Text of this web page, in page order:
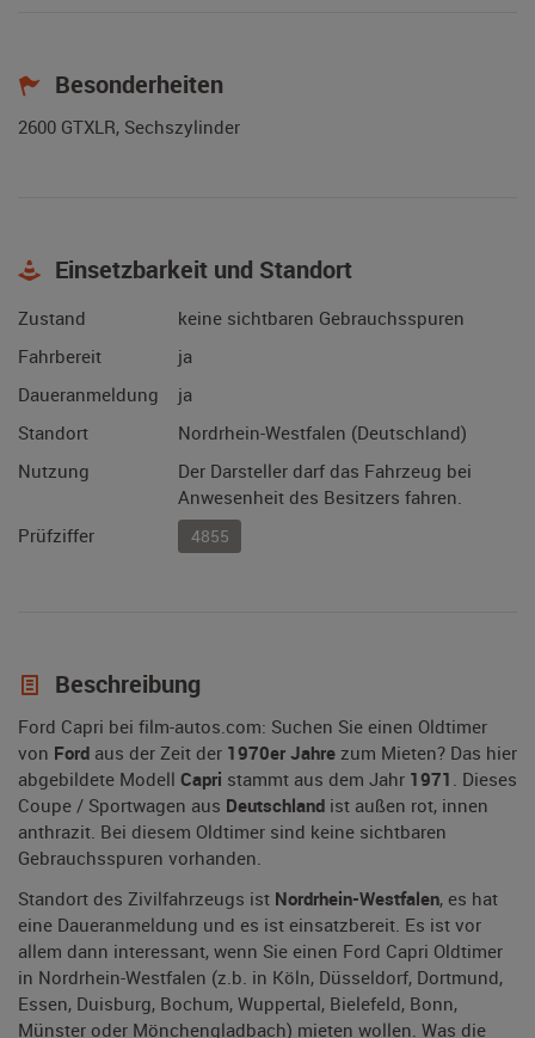
Besonderheiten
2600 GTXLR, Sechszylinder
Einsetzbarkeit und Standort
Zustand
keine sichtbaren Gebrauchsspuren
Fahrbereit
ja
Daueranmeldung
ja
Standort
Nordrhein-Westfalen (Deutschland)
Nutzung
Der Darsteller darf das Fahrzeug bei
Anwesenheit des Besitzers fahren.
Prüfziffer
4855
Beschreibung
Ford Capri bei film-autos.com: Suchen Sie einen Oldtimer
von Ford aus der Zeit der 1970er Jahre zum Mieten? Das hier
abgebildete Modell Capri stammt aus dem Jahr 1971 . Dieses
Coupe / Sportwagen aus Deutschland ist außen rot, innen
anthrazit. Bei diesem Oldtimer sind keine sichtbaren
Gebrauchsspuren vorhanden.
Standort des Zivilfahrzeugs ist Nordrhein-Westfalen, es hat
eine Daueranmeldung und es ist einsatzbereit. Es ist vor
allem dann interessant, wenn Sie einen Ford Capri Oldtimer
in Nordrhein-Westfalen (z.b. in Köln, Düsseldorf, Dortmund,
Essen, Duisburg, Bochum, Wuppertal, Bielefeld, Bonn,
Münster oder Mönchengladbach) mieten wollen. Was die